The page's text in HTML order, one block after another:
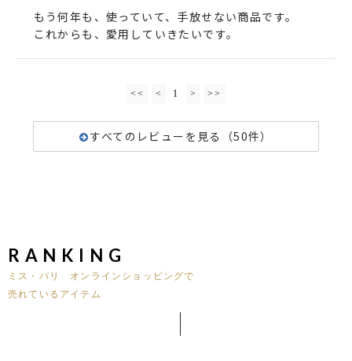
もう何年も、使っていて、手放せない商品です。
これからも、愛用していきたいです。
<< < 1 > >>
すべてのレビューを見る（50件）
RANKING
ミス・パリ オンラインショッピングで
売れているアイテム